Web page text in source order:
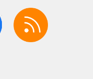
facebook